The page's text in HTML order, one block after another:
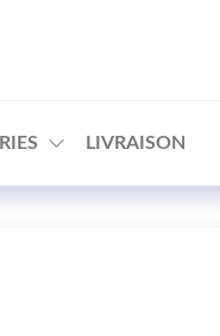
LIVRAISON